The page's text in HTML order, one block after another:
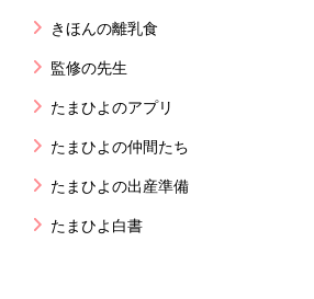
きほんの離乳食
監修の先生
たまひよのアプリ
たまひよの仲間たち
たまひよの出産準備
たまひよ白書